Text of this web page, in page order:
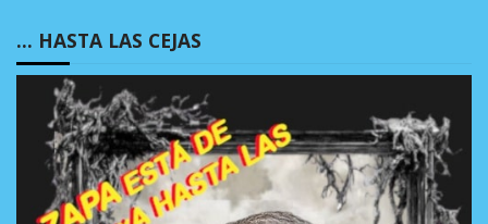
… HASTA LAS CEJAS